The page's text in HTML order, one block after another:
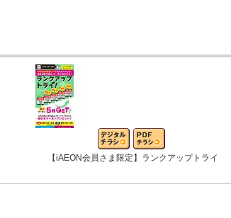
【iAEON会員さま限定】ランクアップトライ